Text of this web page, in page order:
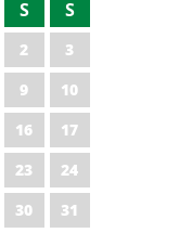
S S
2
3
9
10
16
17
23
24
30 31